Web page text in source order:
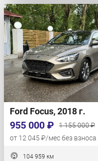
Ford Focus, 2018 г.
955 000 ₽
1 155 000 ₽
от 12 045 ₽/мес без взноса
104 959 км